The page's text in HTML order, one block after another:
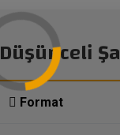
Düşünceli
Format